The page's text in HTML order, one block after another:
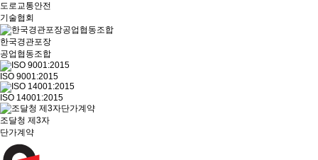
도로교통안전
기술협회
한국경관포장
공업협동조합
ISO 9001:2015
ISO 14001:2015
조달청 제3자
단가계약